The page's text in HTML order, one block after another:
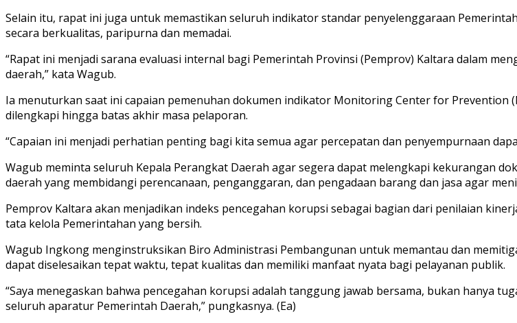
Selain itu, rapat ini juga untuk memastikan seluruh indikator standar penyelenggaraan
secara berkualitas, paripurna dan memadai.
“Rapat ini menjadi sarana evaluasi internal bagi Pemerintah Provinsi (Pemprov) Kaltara dalam
daerah,” kata Wagub.
Ia menuturkan saat ini capaian pemenuhan dokumen indikator Monitoring Center for Prevention
dilengkapi hingga batas akhir masa pelaporan.
“Capaian ini menjadi perhatian penting bagi kita semua agar percepatan dan penyempurnaan
Wagub meminta seluruh Kepala Perangkat Daerah agar segera dapat melengkapi kekurangan
daerah yang membidangi perencanaan, penganggaran, dan pengadaan barang dan jasa agar
Pemprov Kaltara akan menjadikan indeks pencegahan korupsi sebagai bagian dari penilaian
tata kelola Pemerintahan yang bersih.
Wagub Ingkong menginstruksikan Biro Administrasi Pembangunan untuk memantau dan
dapat diselesaikan tepat waktu, tepat kualitas dan memiliki manfaat nyata bagi pelayanan publik.
“Saya menegaskan bahwa pencegahan korupsi adalah tanggung jawab bersama, bukan hanya
seluruh aparatur Pemerintah Daerah,” pungkasnya. (Ea)